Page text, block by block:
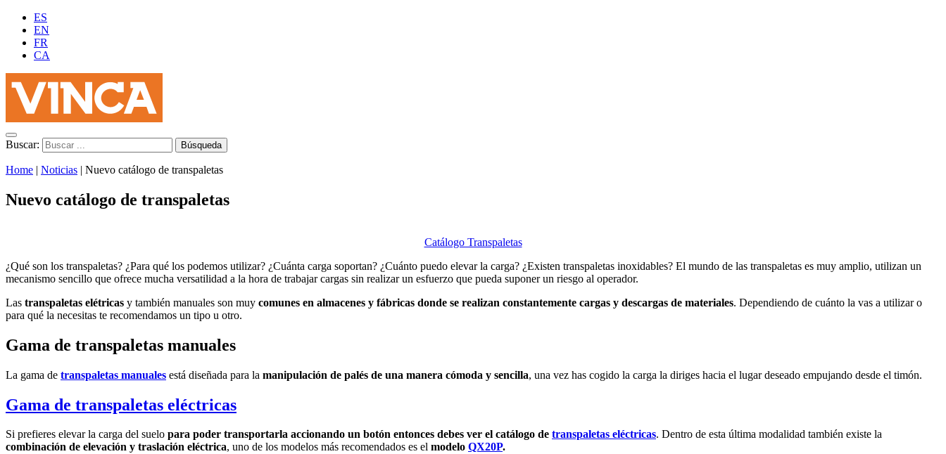
ES
EN
FR
CA
Buscar:
Home | Noticias | Nuevo catálogo de transpaletas
Nuevo catálogo de transpaletas
Catálogo Transpaletas
¿Qué son los transpaletas? ¿Para qué los podemos utilizar? ¿Cuánta carga soportan? ¿Cuánto puedo elevar la carga? ¿Existen transpaletas inoxidables? El mundo de las transpaletas es muy amplio, utilizan un
mecanismo sencillo que ofrece mucha versatilidad a la hora de trabajar cargas sin realizar un esfuerzo que pueda suponer un riesgo al operador.
Las transpaletas elétricas y también manuales son muy comunes en almacenes y fábricas donde se realizan constantemente cargas y descargas de materiales. Dependiendo de cuánto la vas a utilizar o
para qué la necesitas te recomendamos un tipo u otro.
Gama de transpaletas manuales
La gama de transpaletas manuales está diseñada para la manipulación de palés de una manera cómoda y sencilla, una vez has cogido la carga la diriges hacia el lugar deseado empujando desde el timón.
Gama de transpaletas eléctricas
Si prefieres elevar la carga del suelo para poder transportarla accionando un botón entonces debes ver el catálogo de transpaletas eléctricas. Dentro de esta última modalidad también existe la
combinación de elevación y traslación eléctrica, uno de los modelos más recomendados es el modelo QX20P.